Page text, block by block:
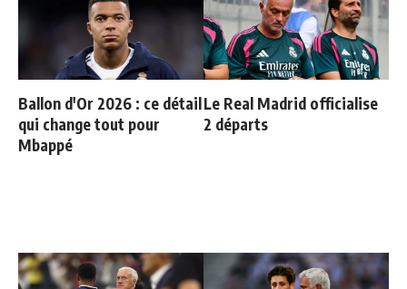
Ballon d'Or 2026 : ce détail
qui change tout pour
Mbappé
Le Real Madrid officialise
2 départs